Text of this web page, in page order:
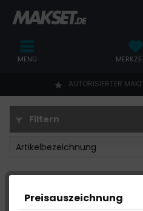
AUTORISIERTER
MENÜ
Filtern
Preisauszeichnung